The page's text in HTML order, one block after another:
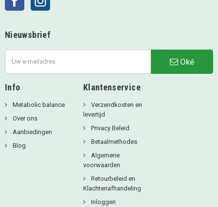
Nieuwsbrief
Oké
Info
Metabolic balance
Over ons
Aanbiedingen
Blog
Klantenservice
Verzendkosten en
levertijd
Privacy Beleid
Betaalmethodes
Algemene
voorwaarden
Retourbeleid en
Klachtenafhandeling
Inloggen